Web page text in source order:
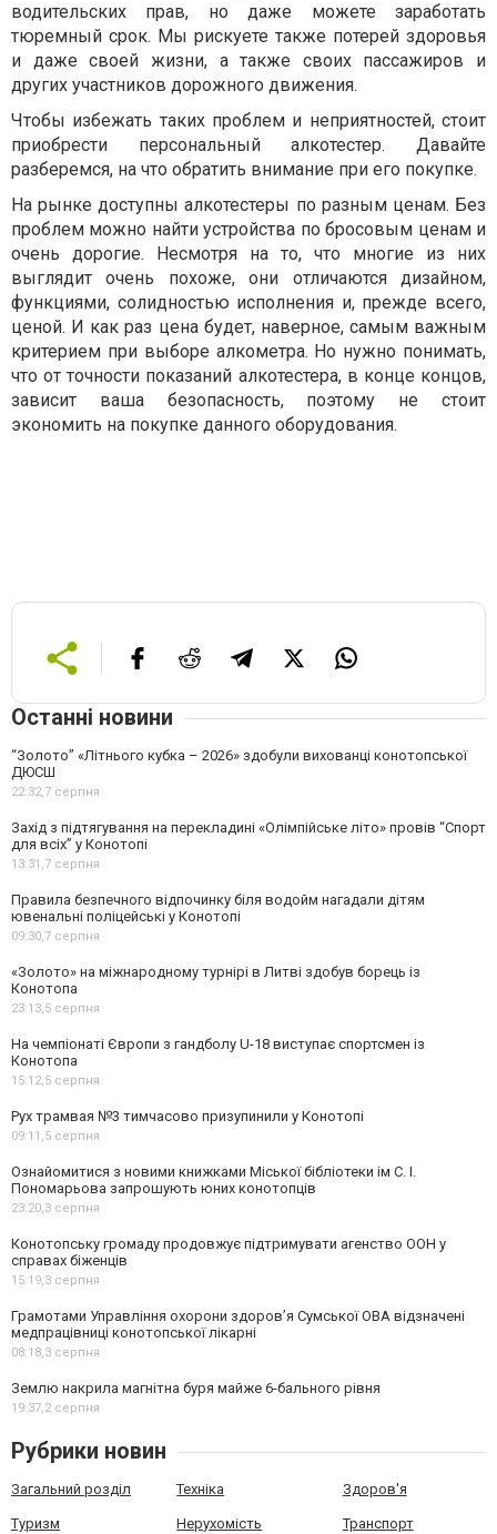
водительских прав, но даже можете заработать
тюремный срок. Мы рискуете также потерей здоровья
и даже своей жизни, а также своих пассажиров и
других участников дорожного движения.
Чтобы избежать таких проблем и неприятностей, стоит
приобрести персональный алкотестер. Давайте
разберемся, на что обратить внимание при его покупке.
На рынке доступны алкотестеры по разным ценам. Без
проблем можно найти устройства по бросовым ценам и
очень дорогие. Несмотря на то, что многие из них
выглядит очень похоже, они отличаются дизайном,
функциями, солидностью исполнения и, прежде всего,
ценой. И как раз цена будет, наверное, самым важным
критерием при выборе алкометра. Но нужно понимать,
что от точности показаний алкотестера, в конце концов,
зависит ваша безопасность, поэтому не стоит
экономить на покупке данного оборудования.
Останні новини
“Золото” «Літнього кубка – 2026» здобули вихованці конотопської
ДЮСШ
22:32,7 серпня
Захід з підтягування на перекладині «Олімпійське літо» провів “Спорт
для всіх” у Конотопі
13:31,7 серпня
Правила безпечного відпочинку біля водойм нагадали дітям
ювенальні поліцейські у Конотопі
09:30,7 серпня
«Золото» на міжнародному турнірі в Литві здобув борець із
Конотопа
23:13,5 серпня
На чемпіонаті Європи з гандболу U-18 виступає спортсмен із
Конотопа
15:12,5 серпня
Рух трамвая №3 тимчасово призупинили у Конотопі
09:11,5 серпня
Ознайомитися з новими книжками Міської бібліотеки ім С. І.
Пономарьова запрошують юних конотопців
23:20,3 серпня
Конотопську громаду продовжує підтримувати агенство ООН у
справах біженців
15:19,3 серпня
Грамотами Управління охорони здоров’я Сумської ОВА відзначені
медпрацівниці конотопської лікарні
08:18,3 серпня
Землю накрила магнітна буря майже 6-бального рівня
19:37,2 серпня
Рубрики новин
Загальний розділ Техніка Здоров'я
Туризм Нерухомість Транспорт